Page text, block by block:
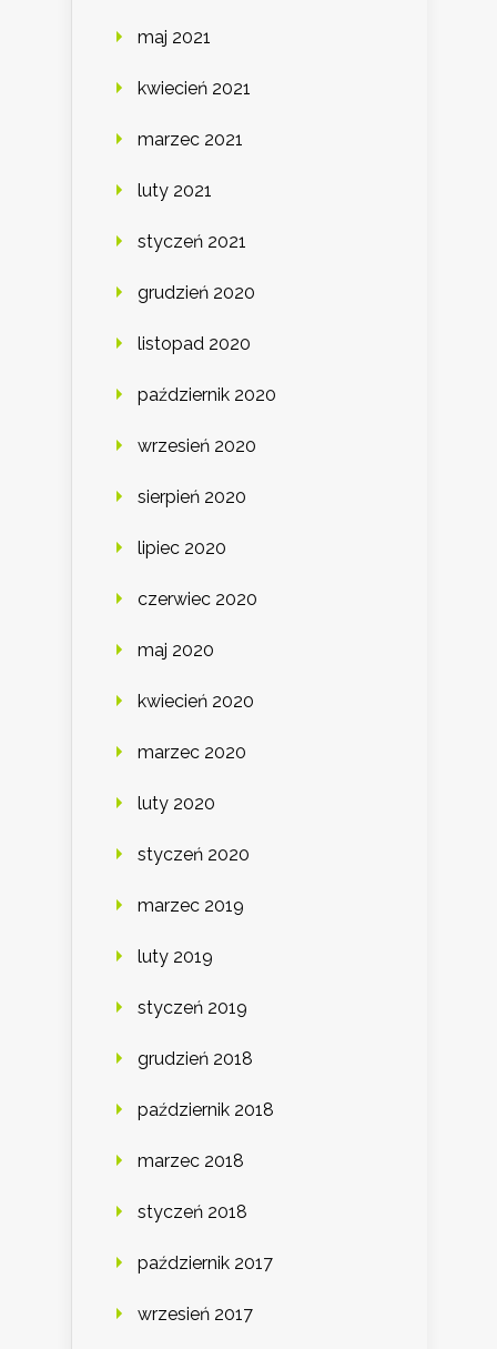
maj 2021
kwiecień 2021
marzec 2021
luty 2021
styczeń 2021
grudzień 2020
listopad 2020
październik 2020
wrzesień 2020
sierpień 2020
lipiec 2020
czerwiec 2020
maj 2020
kwiecień 2020
marzec 2020
luty 2020
styczeń 2020
marzec 2019
luty 2019
styczeń 2019
grudzień 2018
październik 2018
marzec 2018
styczeń 2018
październik 2017
wrzesień 2017